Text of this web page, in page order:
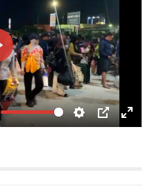
Settings
PIP